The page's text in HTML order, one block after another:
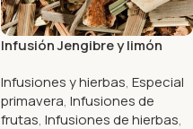
Infusión Jengibre y limón
Infusiones y hierbas, Especial
primavera, Infusiones de
frutas, Infusiones de hierbas,